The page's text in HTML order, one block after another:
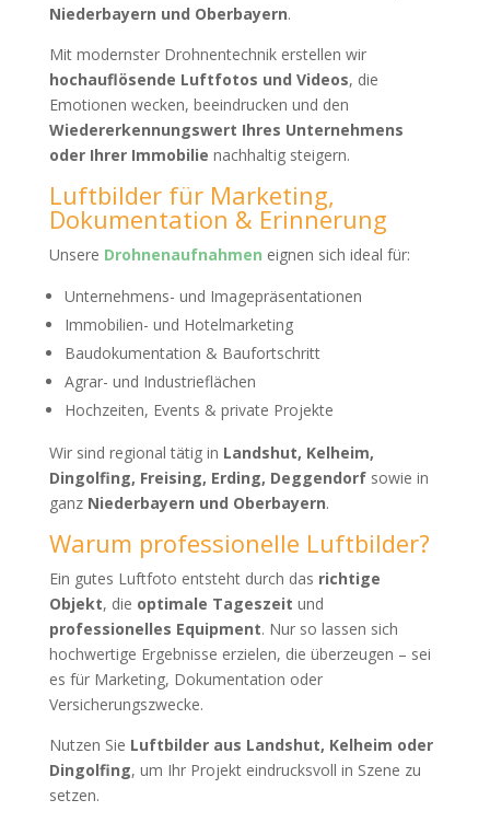
Niederbayern und Oberbayern.
Mit modernster Drohnentechnik erstellen wir
hochauflösende Luftfotos und Videos, die
Emotionen wecken, beeindrucken und den
Wiedererkennungswert Ihres Unternehmens
oder Ihrer Immobilie nachhaltig steigern.
Luftbilder für Marketing,
Dokumentation & Erinnerung
Unsere Drohnenaufnahmen eignen sich ideal für:
Unternehmens- und Imagepräsentationen
Immobilien- und Hotelmarketing
Baudokumentation & Baufortschritt
Agrar- und Industrieflächen
Hochzeiten, Events & private Projekte
Wir sind regional tätig in Landshut, Kelheim,
Dingolfing, Freising, Erding, Deggendorfsowie in
ganz Niederbayern und Oberbayern.
Warum professionelle Luftbilder?
Ein gutes Luftfoto entsteht durch das richtige
Objekt, die optimale Tageszeit und
professionelles Equipment. Nur so lassen sich
hochwertige Ergebnisse erzielen, die überzeugen – sei
es für Marketing, Dokumentation oder
Versicherungszwecke.
Nutzen Sie Luftbilder aus Landshut, Kelheim oder
Dingolfing, um Ihr Projekt eindrucksvoll in Szene zu
setzen.